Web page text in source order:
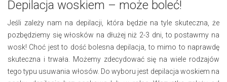
Depilacja woskiem – może boleć!
Jeśli zależy nam na depilacji, która będzie na tyle skuteczna, że
pozbędziemy się włosków na dłużej niż 2-3 dni, to postawmy na
wosk! Choć jest to dość bolesna depilacja, to mimo to naprawdę
skuteczna i trwała. Możemy zdecydować się na wiele rodzajów
tego typu usuwania włosów. Do wyboru jest depilacja woskiem na